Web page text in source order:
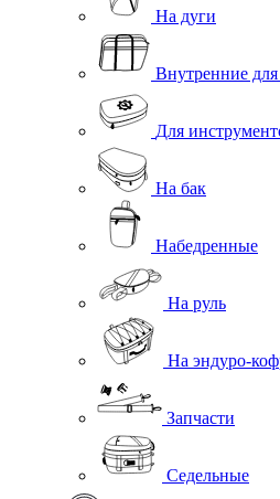
На дуги
Внутренние
Для
На бак
Набедренные
На руль
На эндуро-
Запчасти
Седельные